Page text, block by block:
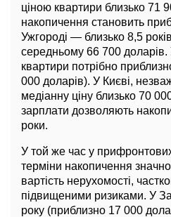
ціною квартири близько 71
накопичення становить
Ужгороді — близько 8,5
середньому 66 700 доларів.
квартири потрібно
000 доларів). У Києві,
медіанну ціну близько 70
зарплати дозволяють
роки.
У той же час у
терміни накопичення
вартість нерухомості,
підвищеними ризиками. У
року (приблизно 17 000